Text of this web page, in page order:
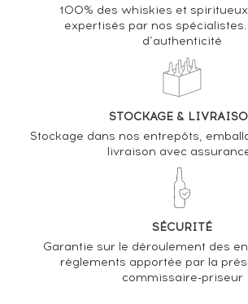
Collector Edition
VARIATION DE LA COTE
100% des whiskies et
expertisés par nos
d’authenticité
STOCKAGE &
Stockage dans nos entrepôts,
livraison avec
SÉCURITÉ
Garantie sur le déroulement des
règlements apportée par la
commissaire-priseur